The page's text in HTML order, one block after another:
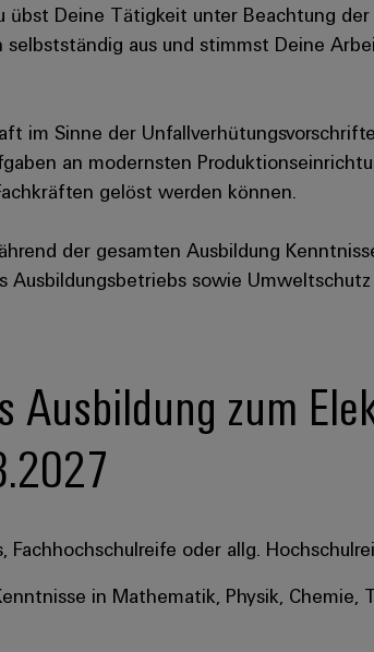
übst Deine Tätigkeit unter Beachtung
aus und stimmst Deine
im Sinne der
an modernsten
gelöst werden können.
der gesamten Ausbildung
Ausbildungsbetriebs sowie
Ausbildung zum
Fachhochschulreife oder allg.
in Mathematik, Physik, Chemie,